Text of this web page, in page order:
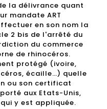
la délivrance quant
mandate ART
effectuer en son nom la
2 bis de l'arrêté du
du commerce
de rhinocéros.
protégé (ivoire,
écaille…) quelle
ou son certificat
aux Etats-Unis,
y est appliquée.